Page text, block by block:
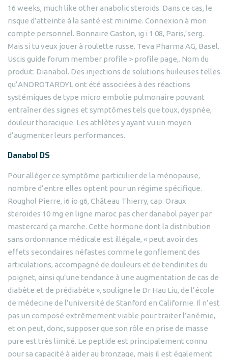
16 weeks, much like other anabolic steroids. Dans ce cas, le
risque d’atteinte à la santé est minime. Connexion à mon
compte personnel. Bonnaire Gaston, ig i 1 08, Paris,’serg.
Mais si tu veux jouer à roulette russe. Teva Pharma AG, Basel.
Uscis guide forum member profile > profile page,. Nom du
produit: Dianabol. Des injections de solutions huileuses telles
qu’ANDROTARDYL ont été associées à des réactions
systémiques de type micro embolie pulmonaire pouvant
entraîner des signes et symptômes tels que toux, dyspnée,
douleur thoracique. Les athlètes y ayant vu un moyen
d’augmenter leurs performances.
Danabol DS
Pour alléger ce symptôme particulier de la ménopause,
nombre d’entre elles optent pour un régime spécifique.
Roughol Pierre, i6 io g6, Château Thierry, cap. Oraux
steroides 10 mg en ligne maroc pas cher danabol payer par
mastercard ça marche. Cette hormone dont la distribution
sans ordonnance médicale est illégale, « peut avoir des
effets secondaires néfastes comme le gonflement des
articulations, accompagné de douleurs et de tendinites du
poignet, ainsi qu’une tendance à une augmentation de cas de
diabète et de prédiabète », souligne le Dr Hau Liu, de l’école
de médecine de l’université de Stanford en Californie. Il n’est
pas un composé extrêmement viable pour traiter l’anémie,
et on peut, donc, supposer que son rôle en prise de masse
pure est très limité. Le peptide est principalement connu
pour sa capacité à aider au bronzage, mais il est également